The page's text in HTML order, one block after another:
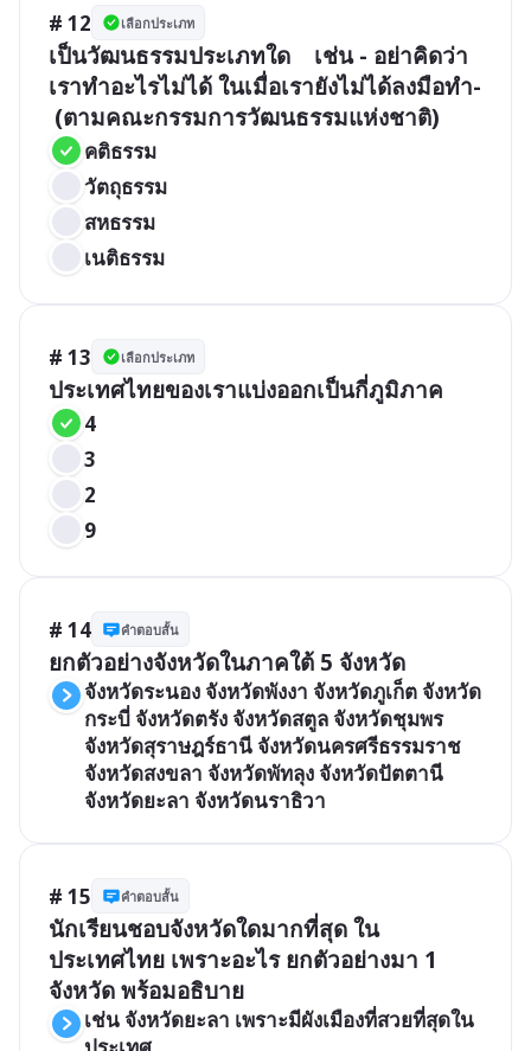
# 12 เลือกประเภท
เป็นวัฒนธรรมประเภทใด    เช่น - อย่าคิดว่า
เราทำอะไรไม่ได้ ในเมื่อเรายังไม่ได้ลงมือทำ-
คติธรรม
วัตถุธรรม
สหธรรม
เนติธรรม
# 13 เลือกประเภท
ประเทศไทยของเราแบ่งออกเป็นกี่ภูมิภาค
4
3
2
9
# 14 คำตอบสั้น
ยกตัวอย่างจังหวัดในภาคใต้ 5 จังหวัด
จังหวัดระนอง จังหวัดพังงา จังหวัดภูเก็ต จังหวัด
กระบี่ จังหวัดตรัง จังหวัดสตูล จังหวัดชุมพร
จังหวัดสุราษฎร์ธานี จังหวัดนครศรีธรรมราช
จังหวัดสงขลา จังหวัดพัทลุง จังหวัดปัตตานี
จังหวัดยะลา จังหวัดนราธิวา
# 15 คำตอบสั้น
นักเรียนชอบจังหวัดใดมากที่สุด ใน
ประเทศไทย เพราะอะไร ยกตัวอย่างมา 1
จังหวัด พร้อมอธิบาย
เช่น จังหวัดยะลา เพราะมีผังเมืองที่สวยที่สุดใน